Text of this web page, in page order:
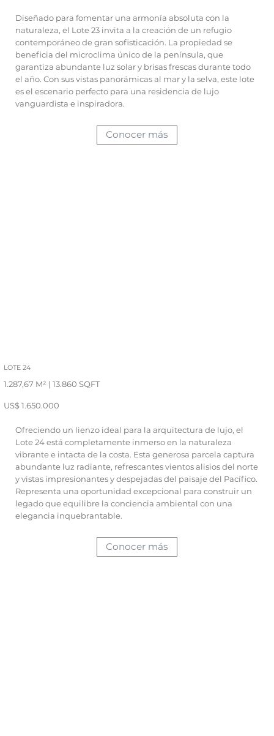
Diseñado para fomentar una armonía absoluta con la
naturaleza, el Lote 23 invita a la creación de un refugio
contemporáneo de gran sofisticación. La propiedad se
beneficia del microclima único de la península, que
garantiza abundante luz solar y brisas frescas durante todo
el año. Con sus vistas panorámicas al mar y la selva, este lote
es el escenario perfecto para una residencia de lujo
vanguardista e inspiradora.
Conocer más
LOTE 24
1.287,67 M² | 13.860 SQFT
US$ 1.650.000
Ofreciendo un lienzo ideal para la arquitectura de lujo, el
Lote 24 está completamente inmerso en la naturaleza
vibrante e intacta de la costa. Esta generosa parcela captura
abundante luz radiante, refrescantes vientos alisios del norte
y vistas impresionantes y despejadas del paisaje del Pacífico.
Representa una oportunidad excepcional para construir un
legado que equilibre la conciencia ambiental con una
elegancia inquebrantable.
Conocer más